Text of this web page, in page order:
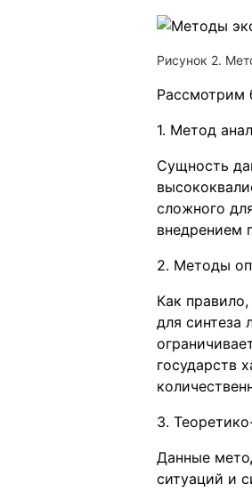
Рисунок 2.
Рассмотрим
1. Метод
Сущность
сложного
внедрением
2. Методы
Как
для синтеза
государств
3.
Данные
ситуаций и